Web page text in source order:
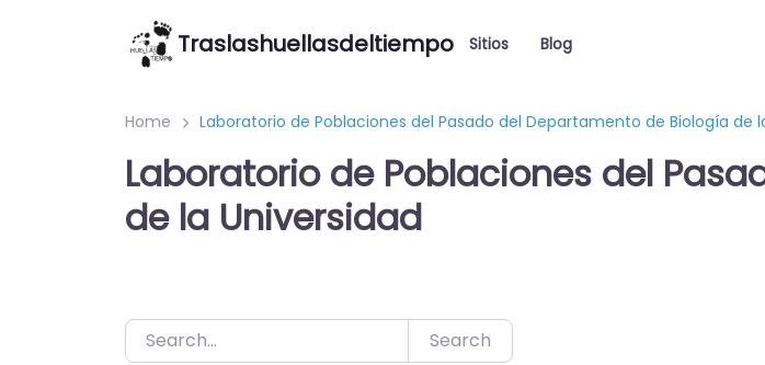
Traslashuellasdeltiempo Sitios Blog
Home Laboratorio de Poblaciones del Pasado del Departamento de Biología de
Laboratorio de Poblaciones del
de la Universidad
Search